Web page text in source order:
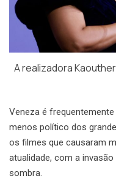
A realizadora
Veneza é
menos político dos
os filmes que causaram
atualidade, com a
sombra.